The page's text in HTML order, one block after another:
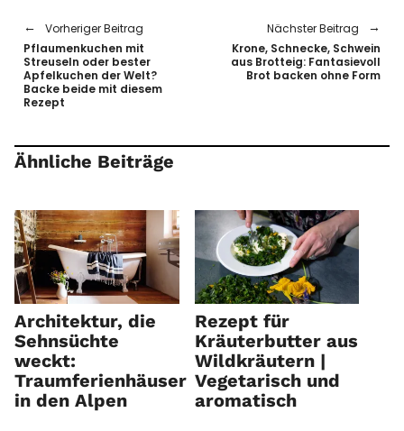
Vorheriger Beitrag
Pflaumenkuchen mit
Streuseln oder bester
Apfelkuchen der Welt?
Backe beide mit diesem
Rezept
Nächster Beitrag
Krone, Schnecke, Schwein
aus Brotteig: Fantasievoll
Brot backen ohne Form
Ähnliche Beiträge
Architektur, die
Sehnsüchte
weckt:
Traumferienhäuser
in den Alpen
Rezept für
Kräuterbutter aus
Wildkräutern |
Vegetarisch und
aromatisch